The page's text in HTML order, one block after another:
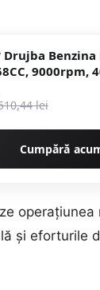
Drujba
9000rpm,
lei
Cumpără
şi eforturile